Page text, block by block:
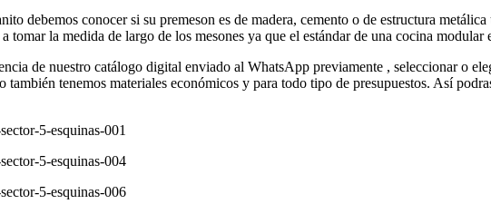
debemos conocer si su premeson es de madera, cemento o de estructura
tomar la medida de largo de los mesones ya que el estándar de una cocina modular
de nuestro catálogo digital enviado al WhatsApp previamente , seleccionar o
también tenemos materiales económicos y para todo tipo de presupuestos. Así